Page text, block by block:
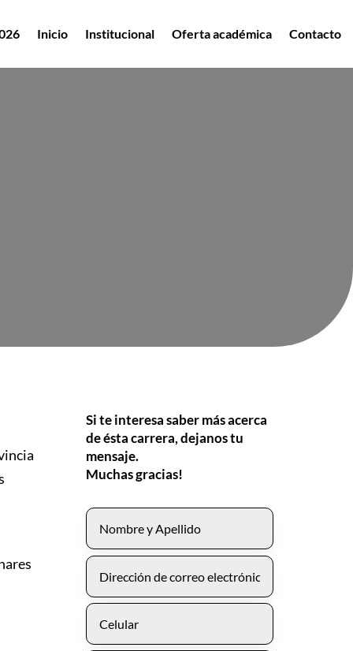
Inicio Institucional Oferta académica Contacto
Si te interesa saber más acerca
de ésta carrera, dejanos tu
mensaje.
Muchas gracias!